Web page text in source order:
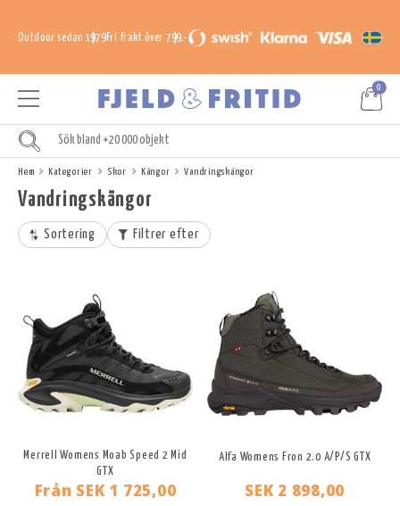
Outdoor sedan 1979Fri frakt över 799,-
0
Hem Kategorier Skor Kängor Vandringskängor
Vandringskängor
Sortering Filtrer efter
Merrell Womens Moab Speed 2 Mid
GTX
Från SEK 1 725,00
Alfa Womens Fron 2.0 A/P/S GTX
SEK 2 898,00